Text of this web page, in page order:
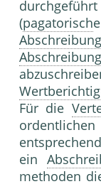
(pagatorisch
Abschreibung
Abschreibung
Für die
ordentlichen
ein
methoden